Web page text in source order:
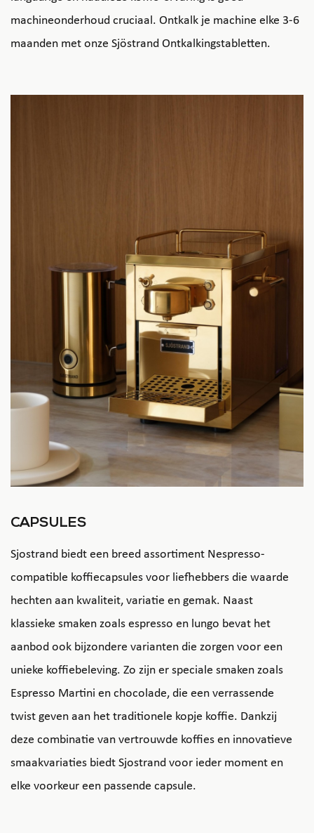
machineonderhoud cruciaal. Ontkalk je machine elke 3-6
maanden met onze Sjöstrand Ontkalkingstabletten.
CAPSULES
Sjostrand biedt een breed assortiment Nespresso-
compatible koffiecapsules voor liefhebbers die waarde
hechten aan kwaliteit, variatie en gemak. Naast
klassieke smaken zoals espresso en lungo bevat het
aanbod ook bijzondere varianten die zorgen voor een
unieke koffiebeleving. Zo zijn er speciale smaken zoals
Espresso Martini en chocolade, die een verrassende
twist geven aan het traditionele kopje koffie. Dankzij
deze combinatie van vertrouwde koffies en innovatieve
smaakvariaties biedt Sjostrand voor ieder moment en
elke voorkeur een passende capsule.